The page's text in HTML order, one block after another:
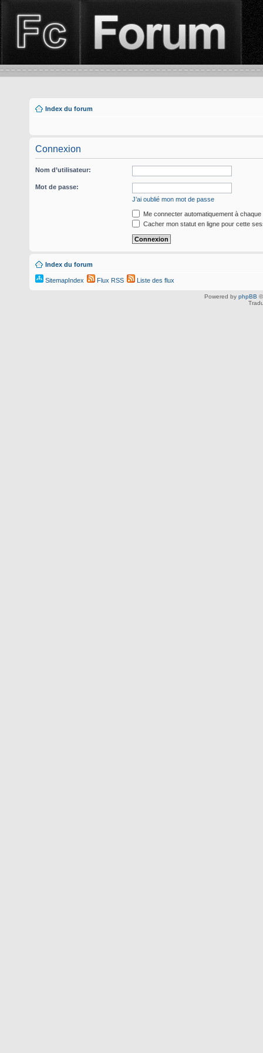
Index du forum
Connexion
Nom d’utilisateur:
Mot de passe:
J’ai oublié mon mot de passe
Me connecter automatiquement à chaque
Cacher mon statut en ligne pour cette
Index du forum
SitemapIndex Flux RSS Liste des flux
Powered by phpBB